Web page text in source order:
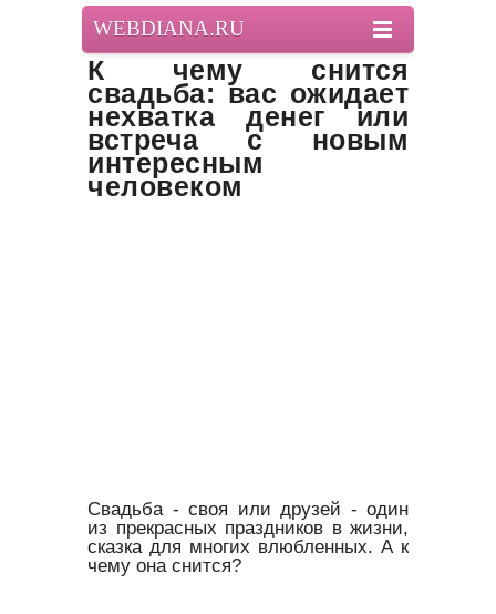
WEBDIANA.RU
К чему снится
свадьба: вас ожидает
нехватка денег или
встреча с новым
интересным
человеком
Свадьба - своя или друзей - один
из прекрасных праздников в жизни,
сказка для многих влюбленных. А к
чему она снится?